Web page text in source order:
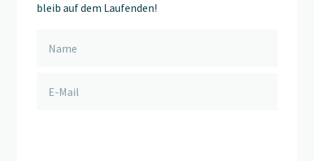
bleib auf dem Laufenden!